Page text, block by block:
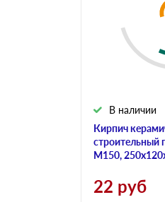
Кирпич
строительный
М150,
В наличии
22 руб